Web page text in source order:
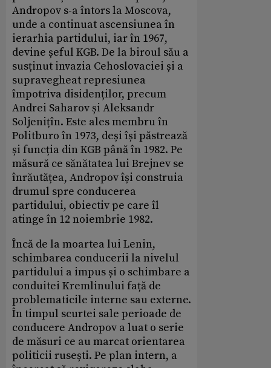
Andropov s-a întors la Moscova,
unde a continuat ascensiunea în
ierarhia partidului, iar în 1967,
devine șeful KGB. De la biroul său a
susținut invazia Cehoslovaciei și a
supravegheat represiunea
împotriva disidenților, precum
Andrei Saharov și Aleksandr
Soljenițîn. Este ales membru în
Politburo în 1973, deși își păstrează
și funcția din KGB până în 1982. Pe
măsură ce sănătatea lui Brejnev se
înrăutățea, Andropov își construia
drumul spre conducerea
partidului, obiectiv pe care îl
atinge în 12 noiembrie 1982.
Încă de la moartea lui Lenin,
schimbarea conducerii la nivelul
partidului a impus și o schimbare a
conduitei Kremlinului față de
problematicile interne sau externe.
În timpul scurtei sale perioade de
conducere Andropov a luat o serie
de măsuri ce au marcat orientarea
politicii rusești. Pe plan intern, a